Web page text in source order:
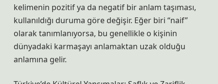
kelimenin pozitif ya da negatif bir anlam taşıması,
kullanıldığı duruma göre değişir. Eğer biri “naif”
olarak tanımlanıyorsa, bu genellikle o kişinin
dünyadaki karmaşayı anlamaktan uzak olduğu
anlamına gelir.